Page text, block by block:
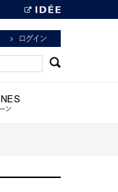
ログイン
ン